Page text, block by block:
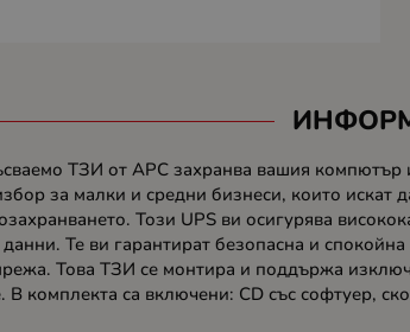
ТЗИ от АРС захранва вашия
за малки и средни бизнеси, които искат
Този UPS ви осигурява
Те ви гарантират безопасна и
Това ТЗИ се монтира и поддържа
В комплекта са включени: CD със софтуер,